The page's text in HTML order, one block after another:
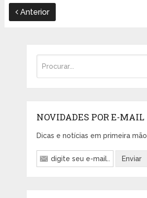
Anterior
NOVIDADES POR E-MAIL
Dicas e notícias em primeira mão